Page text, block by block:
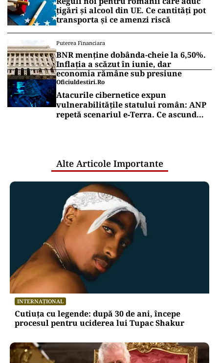
țigări și alcool din UE. Ce cantități pot
transporta și ce amenzi riscă
Puterea Financiara
BNR menține dobânda-cheie la 6,50%.
Inflația a scăzut în iunie, dar
economia rămâne sub presiune
Oficiuldestiri.ro
Atacurile cibernetice expun
vulnerabilitățile statului român: ANP
repetă scenariul e‑Terra. Ce ascund
Alte Articole Importante
INTERNAȚIONAL
Cutiuța cu legende: după 30 de ani, începe
procesul pentru uciderea lui Tupac Shakur